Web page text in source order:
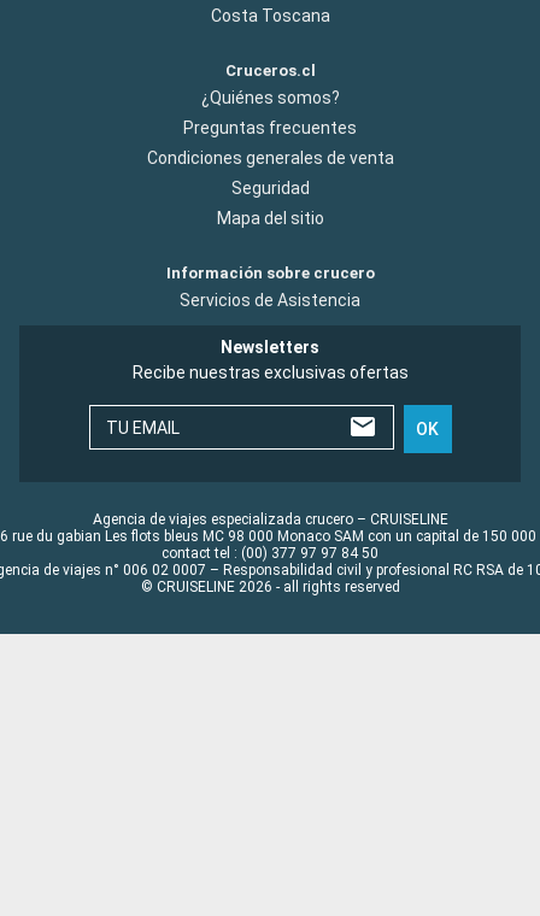
Costa Toscana
Cruceros.cl
¿Quiénes somos?
Preguntas frecuentes
Condiciones generales de venta
Seguridad
Mapa del sitio
Información sobre crucero
Servicios de Asistencia
Newsletters
Recibe nuestras exclusivas ofertas
TU EMAIL OK
Agencia de viajes especializada crucero – CRUISELINE
rue du gabian Les flots bleus MC 98 000 Monaco SAM con un capital de 150 000
contact tel : (00) 377 97 97 84 50
de viajes n° 006 02 0007 – Responsabilidad civil y profesional RC RSA de
© CRUISELINE 2026 - all rights reserved